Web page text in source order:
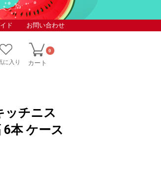
ド お問い合わせ
に入り カート
0
ッチニス
本 ケース